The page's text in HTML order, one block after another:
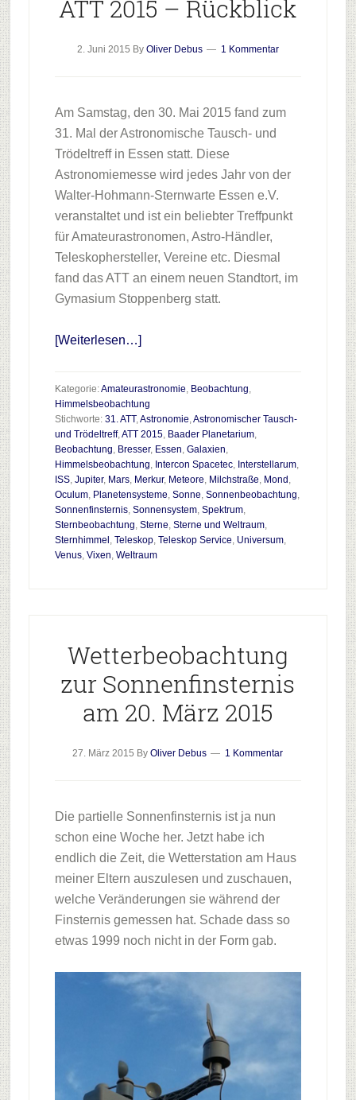
ATT 2015 – Rückblick
2. Juni 2015 By Oliver Debus 1 Kommentar
Am Samstag, den 30. Mai 2015 fand zum
31. Mal der Astronomische Tausch- und
Trödeltreff in Essen statt. Diese
Astronomiemesse wird jedes Jahr von der
Walter-Hohmann-Sternwarte Essen e.V.
veranstaltet und ist ein beliebter Treffpunkt
für Amateurastronomen, Astro-Händler,
Teleskophersteller, Vereine etc. Diesmal
fand das ATT an einem neuen Standtort, im
Gymasium Stoppenberg statt.
[Weiterlesen…]Infos
ATT
2015
Rückblick
Kategorie:Amateurastronomie, Beobachtung,
Himmelsbeobachtung
Stichworte: 31. ATT,Astronomie,Astronomischer Tausch-
und Trödeltreff,ATT 2015, Baader Planetarium,
Beobachtung, Bresser, Essen, Galaxien,
Himmelsbeobachtung, Intercon Spacetec, Interstellarum,
ISS, Jupiter, Mars, Merkur, Meteore, Milchstraße, Mond ,
Oculum, Planetensysteme, Sonne, Sonnenbeobachtung,
Sonnenfinsternis, Sonnensystem, Spektrum,
Sternbeobachtung, Sterne, Sterne und Weltraum,
Sternhimmel , Teleskop, Teleskop Service, Universum,
Venus, Vixen, Weltraum
Wetterbeobachtung
zur Sonnenfinsternis
am 20. März 2015
27. März 2015 ByOliver Debus 1 Kommentar
Die partielle Sonnenfinsternis ist ja nun
schon eine Woche her. Jetzt habe ich
endlich die Zeit, die Wetterstation am Haus
meiner Eltern auszulesen und zuschauen,
welche Veränderungen sie während der
Finsternis gemessen hat. Schade dass so
etwas 1999 noch nicht in der Form gab.